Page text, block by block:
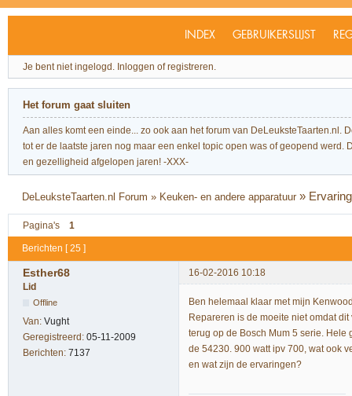
INDEX GEBRUIKERSLIJST
Je bent niet ingelogd. Inloggen of registreren.
Het forum gaat sluiten
Aan alles komt een einde... zo ook aan het forum van
tot er de laatste jaren nog maar een enkel topic open was of geopend
en gezelligheid afgelopen jaren! -XXX-
DeLeuksteTaarten.nl Forum » Keuken- en andere apparatuur »
Pagina's 1
Berichten [ 25 ]
Esther68
16-02-2016 10:18
Lid
Offline
Van: Vught
Geregistreerd: 05-11-2009
Berichten: 7137
Ben helemaal klaar met mijn
Repareren is de moeite niet omdat
terug op de Bosch Mum 5 serie.
de 54230. 900 watt ipv 700, wat ook
en wat zijn de ervaringen?